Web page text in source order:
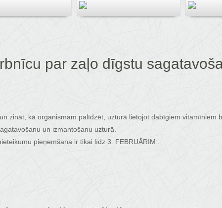
par zaļo dīgstu
zināt, kā organismam palīdzēt, uzturā lietojot dabīgiem vitamīniem
un izmantošanu uzturā.
pieņemšana ir tikai līdz 3. FEBRUĀRIM .